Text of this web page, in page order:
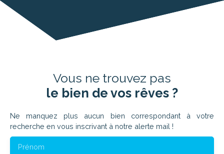
Vous ne trouvez pas
le bien de vos rêves ?
Ne manquez plus aucun bien correspondant à votre
recherche en vous inscrivant à notre alerte mail !
Prénom